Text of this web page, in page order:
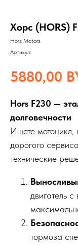
Хорс (HORS)
Hors Motors
Артикул:
5880,00
Hors F230 —
долговечности
Ищете мотоцикл,
дорогого
технические
двигатель
тормоза